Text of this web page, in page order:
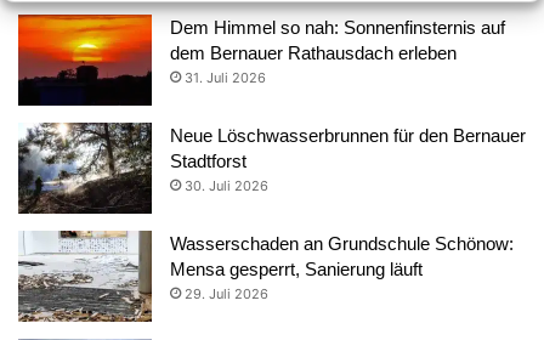
Dem Himmel so nah: Sonnenfinsternis auf
dem Bernauer Rathausdach erleben
31. Juli 2026
Neue Löschwasserbrunnen für den Bernauer
Stadtforst
30. Juli 2026
Wasserschaden an Grundschule Schönow:
Mensa gesperrt, Sanierung läuft
29. Juli 2026